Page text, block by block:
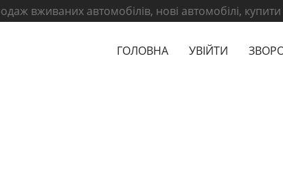
вживаних автомобілів, нові автомобілі,
ГОЛОВНА УВІЙТИ